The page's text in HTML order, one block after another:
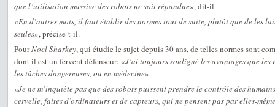
que l’utilisation massive des robots ne soit répandue», dit-il.
«En d’autres mots, il faut établir des normes tout de suite, plutôt que de les
seules», précise-t-il.
PourNoel Sharkey, qui étudie le sujet depuis 30 ans, de telles normes sont
dont il est un fervent défenseur: «J’ai toujours souligné les avantages que
les tâches dangereuses, ou en médecine».
«Je ne m’inquiète pas que des robots puissent prendre le contrôle des
cervelle, faites d’ordinateurs et de capteurs, qui ne pensent pas par elles-